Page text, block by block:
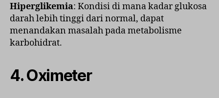
Hiperglikemia: Kondisi di mana kadar glukosa
darah lebih tinggi dari normal, dapat
menandakan masalah pada metabolisme
karbohidrat.
4.Oximeter